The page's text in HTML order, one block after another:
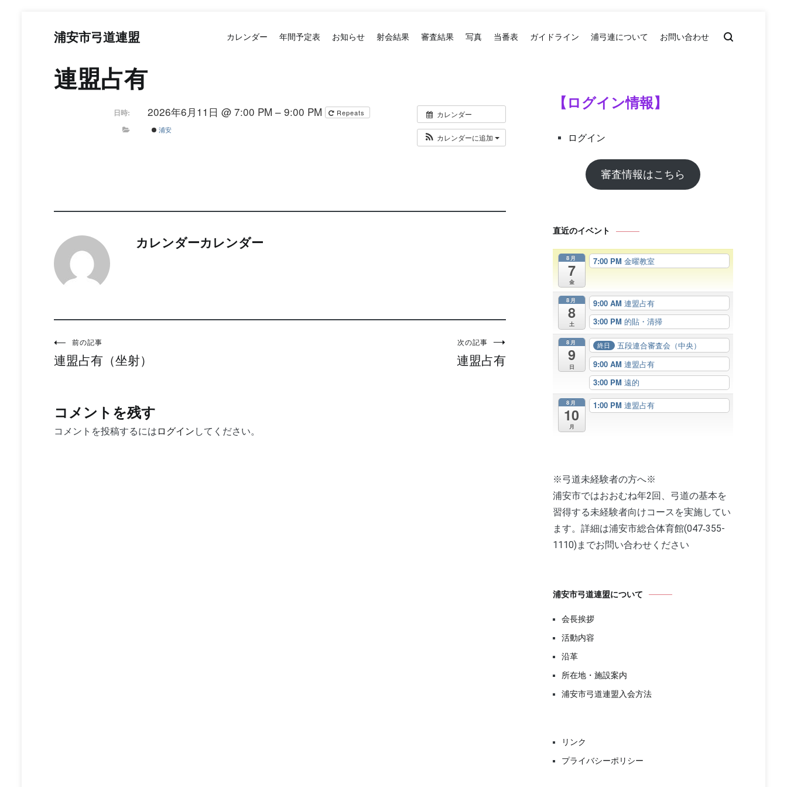
浦安市弓道連盟 カレンダー 年間予定表 お知らせ 射会結果 審査結果 写真 当番表 ガイドライン 浦弓連について お問い合わせ
連盟占有
カレンダー
カレンダーに追加
日時: 2026年6月11日 @ 7:00 PM – 9:00 PM
Repeats
浦安
カレンダーカレンダー
投
稿
ビ
ゲ
前の記事
連盟占有（坐射）
次の記事
連盟占有
コメントを残す
コメントを投稿するには ログイン してください。
【ログイン情報】
ログイン
審査情報はこちら
直近のイベント
8月
7
金
7:00 PM 金曜教室
8月
8
土
9:00 AM 連盟占有
3:00 PM 的貼・清掃
8月
9
日
終日
五段連合審査会（中央）
9:00 AM 連盟占有
3:00 PM 遠的
8月
10
月
1:00 PM 連盟占有
※弓道未経験者の方へ※
浦安市ではおおむね年2回、弓道の基本を
習得する未経験者向けコースを実施してい
ます。詳細は浦安市総合体育館(047‐355-
1110)までお問い合わせください
浦安市弓道連盟について
会長挨拶
活動内容
沿革
所在地・施設案内
浦安市弓道連盟入会方法
リンク
プライバシーポリシー